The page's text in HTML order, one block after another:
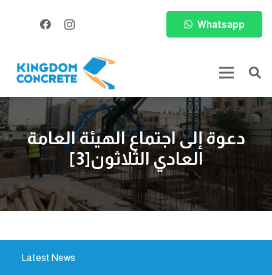
Whatsapp
دعوة إلى اجتماع الهيئة العامة
العادي الثلاثون[3]
Latest News